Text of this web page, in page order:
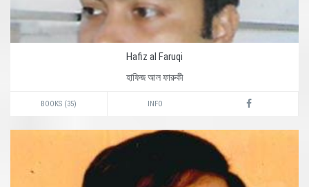
Hafiz al Faruqi
হাফিজ আল ফারুকী
BOOKS (35) INFO